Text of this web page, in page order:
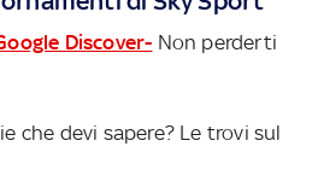
Discover- Non perderti
che devi sapere? Le trovi sul